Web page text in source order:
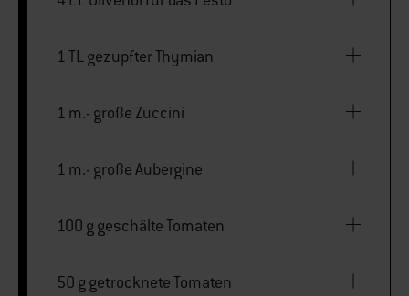
1 TL gezupfter Thymian
1 m.- große Zuccini
1 m.- große Aubergine
100 g geschälte Tomaten
50 g getrocknete Tomaten